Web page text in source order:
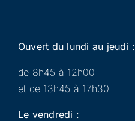
Ouvert du lundi au jeudi :
de 8h45 à 12h00
et de 13h45 à 17h30
Le vendredi :